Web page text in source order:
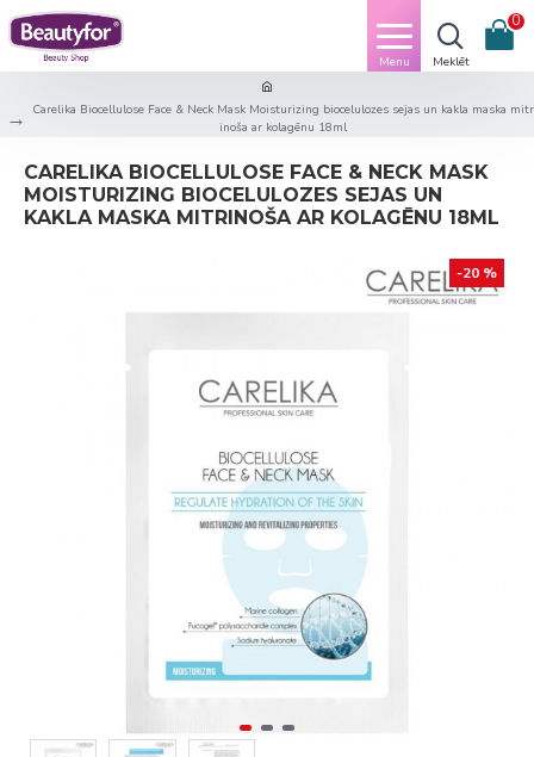
0
Carelika Biocellulose Face & Neck Mask Moisturizing biocelulozes sejas un kakla maska mitr
inoša ar kolagēnu 18ml
CARELIKA BIOCELLULOSE FACE & NECK MASK
MOISTURIZING BIOCELULOZES SEJAS UN
KAKLA MASKA MITRINOŠA AR KOLAGĒNU 18ML
-20 %